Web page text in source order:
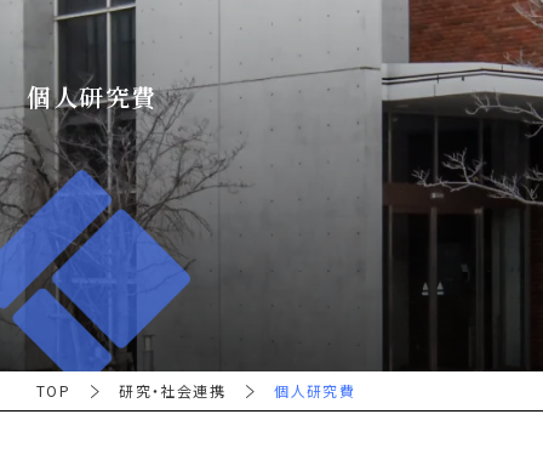
個人研究費
TOP 研究・社会連携 個人研究費